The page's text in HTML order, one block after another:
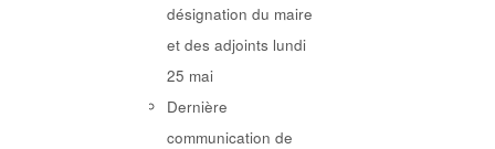
désignation du maire
et des adjoints lundi
25 mai
Dernière
communication de